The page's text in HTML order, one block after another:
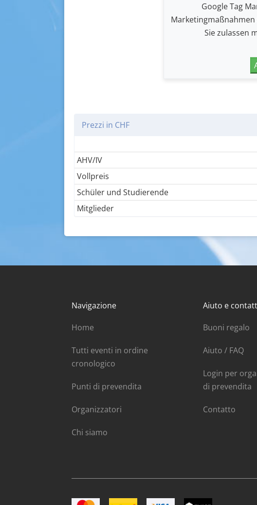
Prezzi in CHF
AHV/IV
Vollpreis
Schüler und Studierende
Mitglieder
Navigazione
Home
Tutti eventi in ordine
cronologico
Punti di prevendita
Organizzatori
Chi siamo
Aiuto e
Buoni regalo
Aiuto / FAQ
Login per
di prevendita
Contatto
Google Tag
Marketingmaßnahmen
Sie zulassen